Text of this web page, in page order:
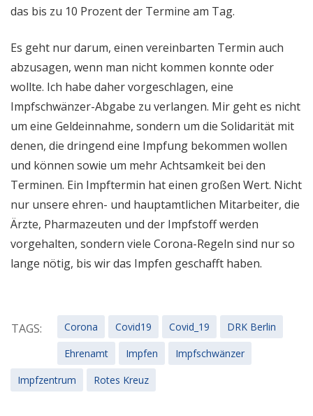
das bis zu 10 Prozent der Termine am Tag.
Es geht nur darum, einen vereinbarten Termin auch
abzusagen, wenn man nicht kommen konnte oder
wollte. Ich habe daher vorgeschlagen, eine
Impfschwänzer-Abgabe zu verlangen. Mir geht es nicht
um eine Geldeinnahme, sondern um die Solidarität mit
denen, die dringend eine Impfung bekommen wollen
und können sowie um mehr Achtsamkeit bei den
Terminen. Ein Impftermin hat einen großen Wert. Nicht
nur unsere ehren- und hauptamtlichen Mitarbeiter, die
Ärzte, Pharmazeuten und der Impfstoff werden
vorgehalten, sondern viele Corona-Regeln sind nur so
lange nötig, bis wir das Impfen geschafft haben.
TAGS: Corona Covid19 Covid_19
DRK Berlin
Ehrenamt
Impfen
Impfschwänzer
Impfzentrum
Rotes Kreuz